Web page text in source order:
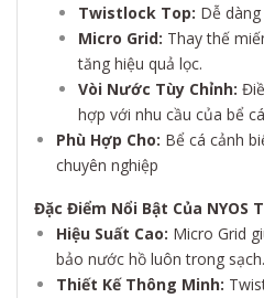
Twistlock Top: Dễ
Micro Grid: Thay thế
tăng hiệu quả lọc.
Vòi Nước Tùy Chỉnh:
hợp với nhu cầu của bể
Phù Hợp Cho: Bể cá cảnh
chuyên nghiệp
Đặc Điểm Nổi Bật Của NYOS
Hiệu Suất Cao: Micro Grid
bảo nước hồ luôn trong sạch.
Thiết Kế Thông Minh: